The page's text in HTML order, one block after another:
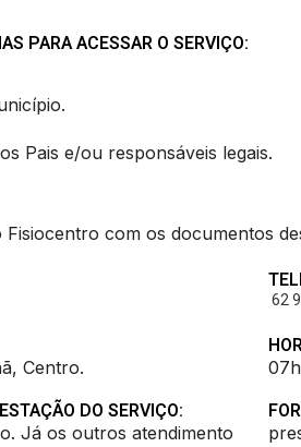
PARA ACESSAR O SERVIÇO:
Pais e/ou responsáveis legais.
com os documentos
62
Centro.
DO SERVIÇO:
Já os outros atendimento